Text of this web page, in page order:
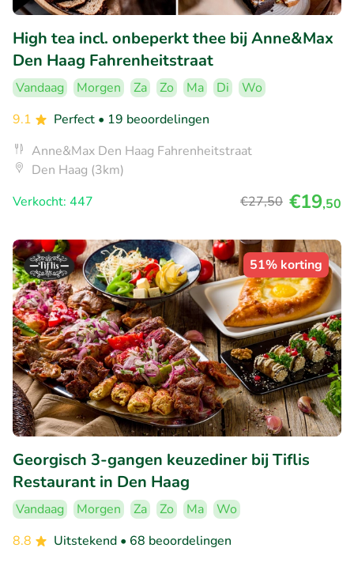
High tea incl. onbeperkt thee bij Anne&Max
Den Haag Fahrenheitstraat
Vandaag Morgen Za Zo Ma Di
Wo
9.1
Perfect • 19 beoordelingen
Anne&Max Den Haag Fahrenheitstraat
Den Haag (3km)
Verkocht: 447
€27,50 €19,50
51% korting
Georgisch 3-gangen keuzediner bij Tiflis
Restaurant in Den Haag
Vandaag Morgen Za Zo Ma
Wo
8.8
Uitstekend • 68 beoordelingen